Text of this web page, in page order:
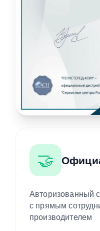
🤝
Авторизованный
с прямым
производителем